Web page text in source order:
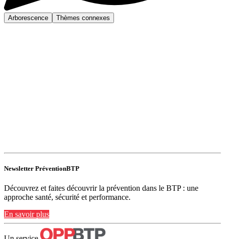
Arborescence Thèmes connexes
Newsletter PréventionBTP
Découvrez et faites découvrir la prévention dans le BTP : une
approche santé, sécurité et performance.
En savoir plus